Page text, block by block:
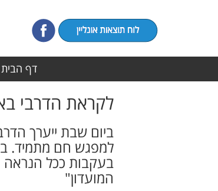
דף הבית
לקראת הדרבי
ביום שבת ייערך
למפגש חם מתמיד.
בעקבות ככל הנראה
המועדון"